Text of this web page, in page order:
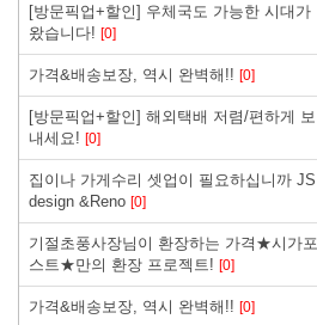
[방문픽업+할인] 우체국도 가능한 시대가
왔습니다! [0]
가격&배송보장, 역시 완벽해!! [0]
[방문픽업+할인] 해외택배 저렴/편하게 보
내세요! [0]
집이나 가게수리 셋업이 필요하십니까 JS
design &Reno [0]
기절초풍사장님이 환장하는 가격★시가포
스트★만의 환장 프로젝트! [0]
가격&배송보장, 역시 완벽해!! [0]